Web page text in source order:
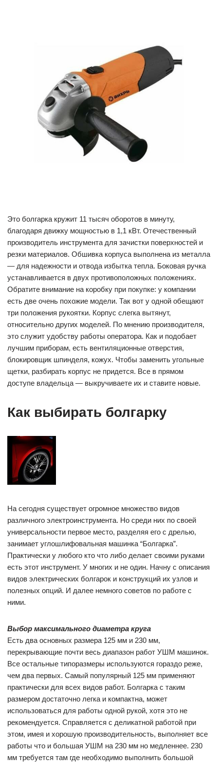
Это болгарка кружит 11 тысяч оборотов в минуту,
благодаря движку мощностью в 1,1 кВт. Отечественный
производитель инструмента для зачистки поверхностей и
резки материалов. Обшивка корпуса выполнена из металла
— для надежности и отвода избытка тепла. Боковая ручка
устанавливается в двух противоположных положениях.
Обратите внимание на коробку при покупке: у компании
есть две очень похожие модели. Так вот у одной обещают
три положения рукоятки. Корпус слегка вытянут,
относительно других моделей. По мнению производителя,
это служит удобству работы оператора. Как и подобает
лучшим приборам, есть вентиляционные отверстия,
блокировщик шпинделя, кожух. Чтобы заменить угольные
щетки, разбирать корпус не придется. Все в прямом
доступе владельца — выкручиваете их и ставите новые.
Как выбирать болгарку
На сегодня существует огромное множество видов
различного электроинструмента. Но среди них по своей
универсальности первое место, разделяя его с дрелью,
занимает углошлифовальная машинка “Болгарка”.
Практически у любого кто что либо делает своими руками
есть этот инструмент. У многих и не один. Начну с описания
видов электрических болгарок и конструкций их узлов и
полезных опций. И далее немного советов по работе с
ними.
Выбор максимального диаметра круга
Есть два основных размера 125 мм и 230 мм,
перекрывающие почти весь диапазон работ УШМ машинок.
Все остальные типоразмеры используются гораздо реже,
чем два первых. Самый популярный 125 мм применяют
практически для всех видов работ. Болгарка с таким
размером достаточно легка и компактна, может
использоваться для работы одной рукой, хотя это не
рекомендуется. Справляется с деликатной работой при
этом, имея и хорошую производительность, выполняет все
работы что и большая УШМ на 230 мм но медленнее. 230
мм требуется там где необходимо выполнить большой